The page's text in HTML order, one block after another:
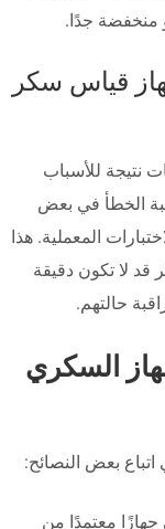
منخفضة جدًا.
قياس سكر
نتيجة للأسباب
الخطأ في بعض
15% مقارنة بالاختبارات المعملية. هذا
قد لا تكون دقيقة
السكري
بعض النصائح:
معتمدًا من